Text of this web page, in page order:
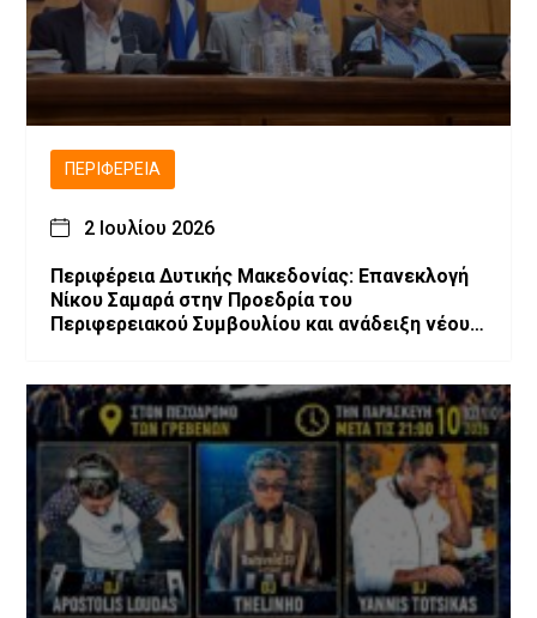
ΠΕΡΙΦΈΡΕΙΑ
2 Ιουλίου 2026
Περιφέρεια Δυτικής Μακεδονίας: Επανεκλογή
Νίκου Σαμαρά στην Προεδρία του
Περιφερειακού Συμβουλίου και ανάδειξη νέου